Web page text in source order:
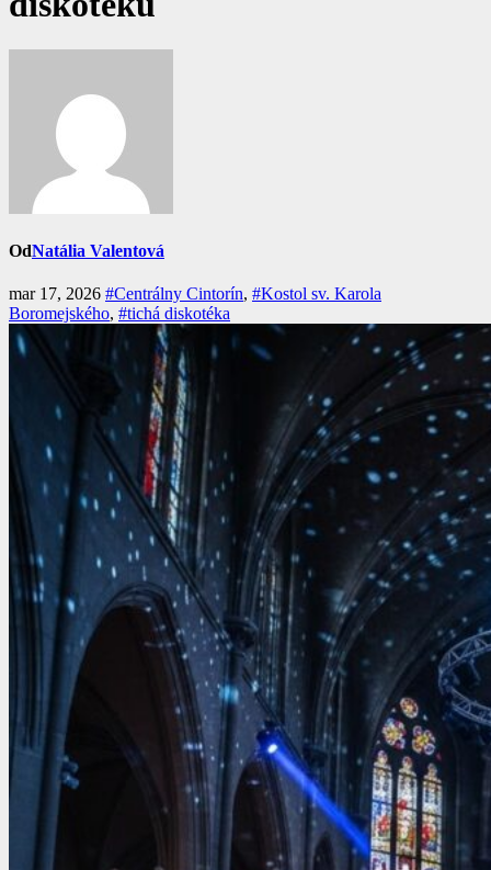
OdNatália Valentová
mar 17, 2026 #Centrálny Cintorín, #Kostol sv. Karola
Boromejského, #tichá diskotéka